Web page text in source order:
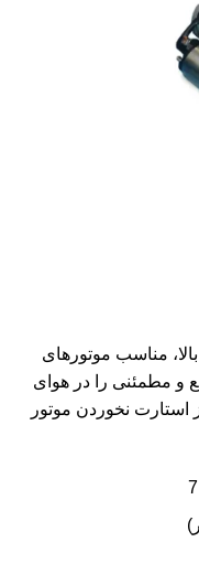
گشتاور بالا، مناسب موتورهای
و مطمئنی را در هوای
استارت نخوردن موتور